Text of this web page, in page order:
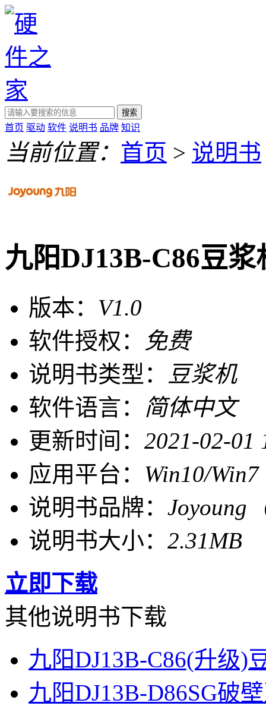
搜索
首页 驱动 软件 说明书 品牌 知识
当前位置： 首页 > 说明书
九阳DJ13B-C86豆
版本： V1.0
软件授权：
免费
说明书类型：
豆浆机
软件语言： 简体中文
更新时间： 2021-02-01
应用平台： Win10/Win7
说明书品牌： Joyoung
说明书大小： 2.31MB
立即下载
其他说明书下载
九阳DJ13B-C86(升级)
九阳DJ13B-D86SG破